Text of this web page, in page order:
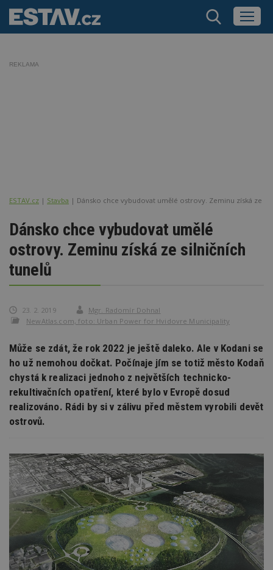
REKLAMA
ESTAV.cz Stavba Dánsko chce vybudovat umělé ostrovy. Zeminu získá ze
Dánsko chce vybudovat umělé
ostrovy. Zeminu získá ze silničních
tunelů
23. 2. 2019
Mgr. Radomír Dohnal
NewAtlas.com, foto: Urban Power for Hvidovre Municipality
Může se zdát, že rok 2022 je ještě daleko. Ale v Kodani se
ho už nemohou dočkat. Počínaje jím se totiž město Kodaň
chystá k realizaci jednoho z největších technicko-
rekultivačních opatření, které bylo v Evropě dosud
realizováno. Rádi by si v zálivu před městem vyrobili devět
ostrovů.